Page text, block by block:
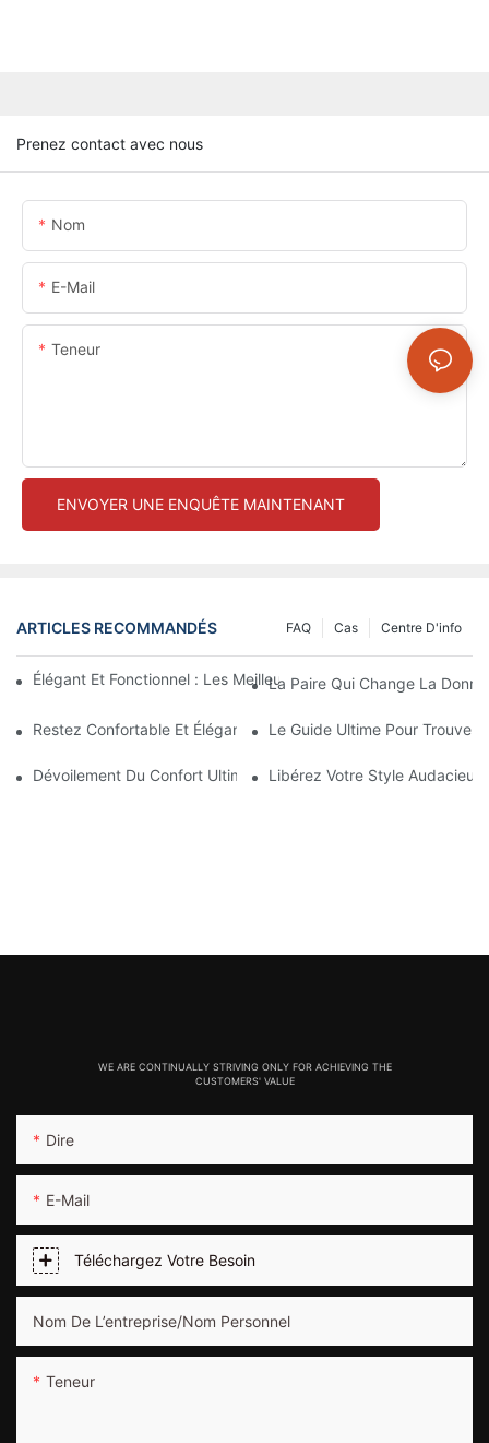
Prenez contact avec nous
Nom
E-Mail
Teneur
ENVOYER UNE ENQUÊTE MAINTENANT
ARTICLES RECOMMANDÉS Centre D'info
Cas
FAQ
Élégant Et Fonctionnel : Les Meilleurs Vêtements De Sport Pour
La Paire Qui Change La
Restez Confortable Et Élégant Avec Ces Leggings Épais Sans
Le Guide Ultime Pour Trouver
Dévoilement Du Confort Ultime : Des Leggings Au Design Sans
Libérez Votre Style
WE ARE CONTINUALLY STRIVING ONLY FOR ACHIEVING THE
CUSTOMERS' VALUE
Dire
E-Mail
Téléchargez Votre Besoin
Nom De L’entreprise/Nom Personnel
Teneur